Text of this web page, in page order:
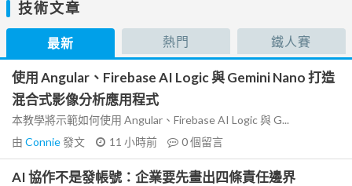
技術文章
最新 熱門 鐵人賽
使用 Angular、Firebase AI Logic 與 Gemini Nano 打造
混合式影像分析應用程式
本教學將示範如何使用 Angular、Firebase AI Logic 與 G...
由 Connie發文 11 小時前 0個留言
AI 協作不是發帳號：企業要先畫出四條責任邊界